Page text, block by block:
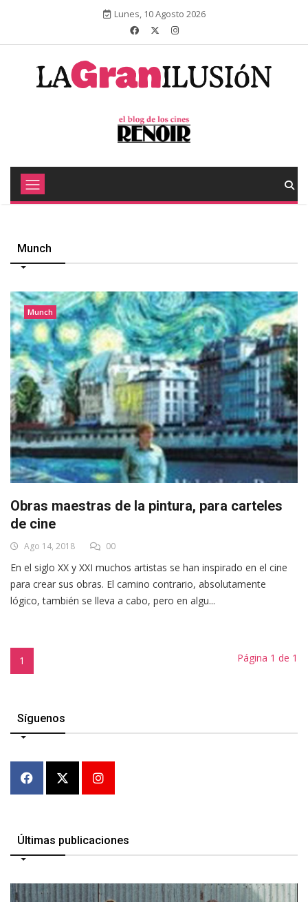
Lunes, 10 Agosto 2026
Munch
Munch
Obras maestras de la pintura, para carteles
de cine
Ago 14, 2018 00
En el siglo XX y XXI muchos artistas se han inspirado en el cine
para crear sus obras. El camino contrario, absolutamente
lógico, también se lleva a cabo, pero en algu...
1 Página 1 de 1
Síguenos
Últimas publicaciones